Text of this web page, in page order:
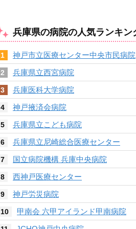
兵庫県の病院の人気ランキン
1 神戸市立医療センター中央市民病院
2 兵庫県立西宮病院
3 兵庫医科大学病院
4 神戸掖済会病院
5 兵庫県立こども病院
6 兵庫県立尼崎総合医療センター
7 国立病院機構 兵庫中央病院
8 西神戸医療センター
9 神戸労災病院
10 甲南会 六甲アイランド甲南病院